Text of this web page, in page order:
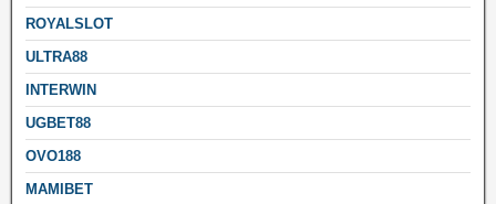
ROYALSLOT
ULTRA88
INTERWIN
UGBET88
OVO188
MAMIBET